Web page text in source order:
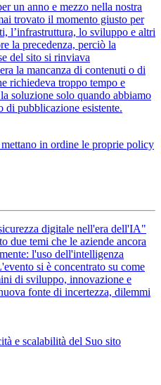
un anno e mezzo nella nostra
trovato il momento giusto per
l’infrastruttura, lo sviluppo e altri
la precedenza, perciò la
del sito si rinviava
la mancanza di contenuti o di
richiedeva troppo tempo e
soluzione solo quando abbiamo
di pubblicazione esistente.
in ordine le proprie policy
digitale nell'era dell'IA"
due temi che le aziende ancora
l'uso dell'intelligenza
si è concentrato su come
di sviluppo, innovazione e
fonte di incertezza, dilemmi
e scalabilità del Suo sito